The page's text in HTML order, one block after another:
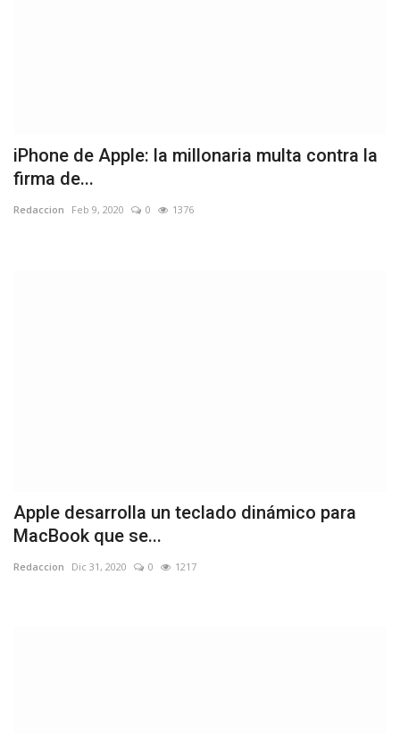
iPhone de Apple: la millonaria multa contra la
firma de...
Redaccion Feb 9, 2020 0 1376
Apple desarrolla un teclado dinámico para
MacBook que se...
Redaccion Dic 31, 2020 0 1217